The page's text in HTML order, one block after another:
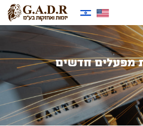
מפעלים חדשים